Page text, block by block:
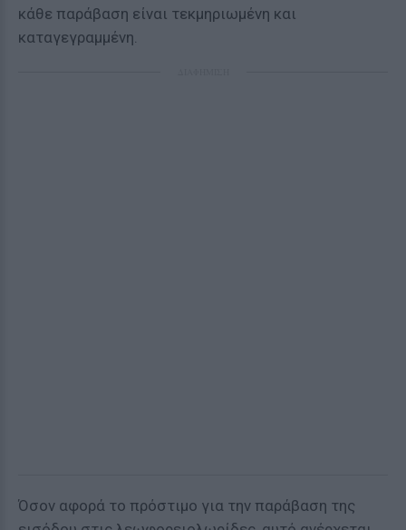
κάθε παράβαση είναι τεκμηριωμένη και
καταγεγραμμένη.
Όσον αφορά το πρόστιμο για την παράβαση της